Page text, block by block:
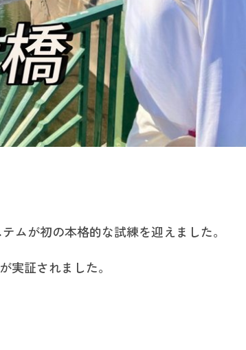
ムが初の本格的な試練を迎えました。
実証されました。